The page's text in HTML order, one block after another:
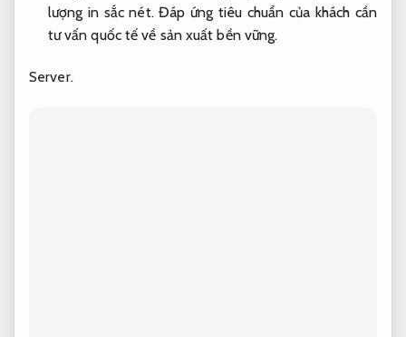
lượng in sắc nét.Đáp ứng tiêu chuẩn của khách cần
tư vấn quốc tế về sản xuất bền vững.
Server.